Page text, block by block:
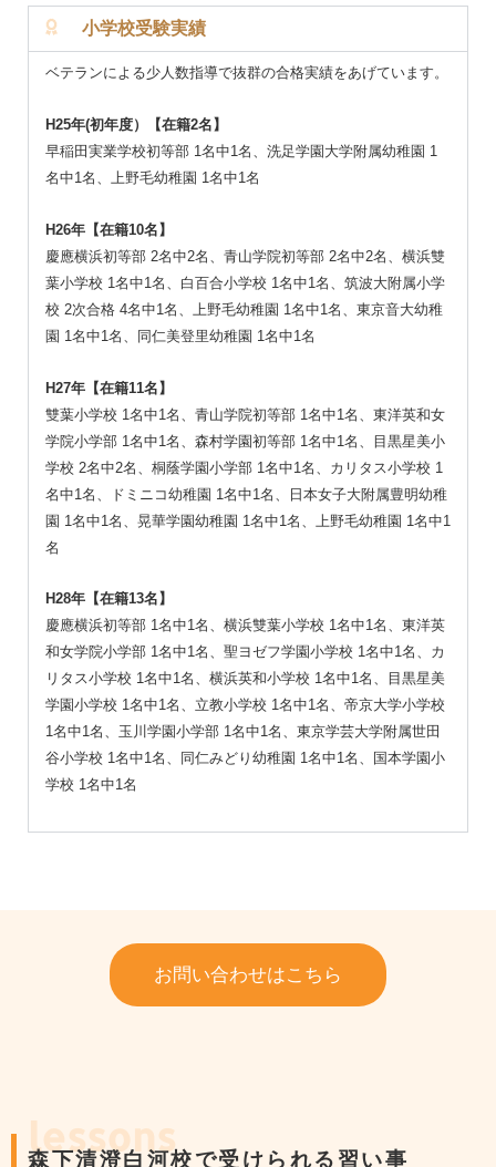
小学校受験実績
ベテランによる少人数指導で抜群の合格実績をあげています。
H25年(初年度）【在籍2名】
早稲田実業学校初等部 1名中1名、洗足学園大学附属幼稚園 1
名中1名、上野毛幼稚園 1名中1名
H26年【在籍10名】
慶應横浜初等部 2名中2名、青山学院初等部 2名中2名、横浜雙
葉小学校 1名中1名、白百合小学校 1名中1名、筑波大附属小学
校 2次合格 4名中1名、上野毛幼稚園 1名中1名、東京音大幼稚
園 1名中1名、同仁美登里幼稚園 1名中1名
H27年【在籍11名】
雙葉小学校 1名中1名、青山学院初等部 1名中1名、東洋英和女
学院小学部 1名中1名、森村学園初等部 1名中1名、目黒星美小
学校 2名中2名、桐蔭学園小学部 1名中1名、カリタス小学校 1
名中1名、ドミニコ幼稚園 1名中1名、日本女子大附属豊明幼稚
園 1名中1名、晃華学園幼稚園 1名中1名、上野毛幼稚園 1名中1
名
H28年【在籍13名】
慶應横浜初等部 1名中1名、横浜雙葉小学校 1名中1名、東洋英
和女学院小学部 1名中1名、聖ヨゼフ学園小学校 1名中1名、カ
リタス小学校 1名中1名、横浜英和小学校 1名中1名、目黒星美
学園小学校 1名中1名、立教小学校 1名中1名、帝京大学小学校
1名中1名、玉川学園小学部 1名中1名、東京学芸大学附属世田
谷小学校 1名中1名、同仁みどり幼稚園 1名中1名、国本学園小
学校 1名中1名
お問い合わせはこちら
lessons
森下清澄白河校で受けられる習い事